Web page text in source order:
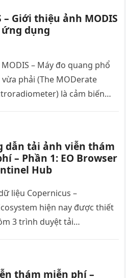
– Giới thiệu ảnh MODIS
ứng dụng
– Máy đo quang phổ
phải (The MODerate
là cảm biến…
dẫn tải ảnh viễn thám
– Phần 1: EO Browser
Hub
liệu Copernicus –
hiện nay được thiết
3 trình duyệt tải…
thám miễn phí –